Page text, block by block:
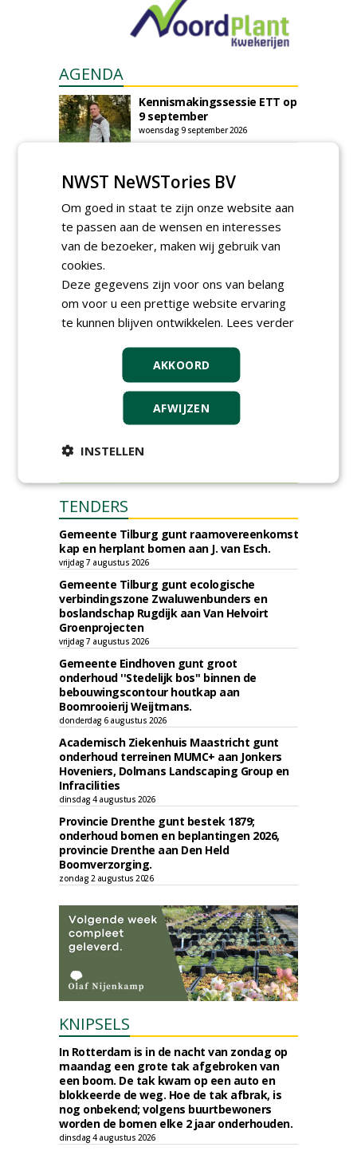
AGENDA
Kennismakingssessie ETT op
9 september
woensdag 9 september 2026
Boomverzorgersdag voor
boomprofessionals
Event: De stad van de
toekomst begint in de
openbare ruimte
TENDERS
Gemeente Tilburg gunt raamovereenkomst
kap en herplant bomen aan J. van Esch.
vrijdag 7 augustus 2026
Gemeente Tilburg gunt ecologische
verbindingszone Zwaluwenbunders en
boslandschap Rugdijk aan Van Helvoirt
Groenprojecten
vrijdag 7 augustus 2026
Gemeente Eindhoven gunt groot
onderhoud ''Stedelijk bos'' binnen de
bebouwingscontour houtkap aan
Boomrooierij Weijtmans.
donderdag 6 augustus 2026
Academisch Ziekenhuis Maastricht gunt
onderhoud terreinen MUMC+ aan Jonkers
Hoveniers, Dolmans Landscaping Group en
Infracilities
dinsdag 4 augustus 2026
Provincie Drenthe gunt bestek 1879;
onderhoud bomen en beplantingen 2026,
provincie Drenthe aan Den Held
Boomverzorging.
zondag 2 augustus 2026
KNIPSELS
In Rotterdam is in de nacht van zondag op
maandag een grote tak afgebroken van
een boom. De tak kwam op een auto en
blokkeerde de weg. Hoe de tak afbrak, is
nog onbekend; volgens buurtbewoners
worden de bomen elke 2 jaar onderhouden.
dinsdag 4 augustus 2026
NWST NeWSTories BV
Om goed in staat te zijn onze website aan
te passen aan de wensen en interesses
van de bezoeker, maken wij gebruik van
cookies.
Deze gegevens zijn voor ons van belang
om voor u een prettige website ervaring
te kunnen blijven ontwikkelen. Lees verder
AKKOORD
AFWIJZEN
INSTELLEN